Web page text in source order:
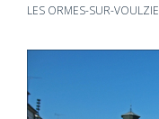
LES ORMES-SUR-VOULZIE